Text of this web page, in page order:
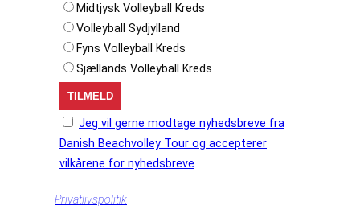
Midtjysk Volleyball Kreds
Volleyball Sydjylland
Fyns Volleyball Kreds
Sjællands Volleyball Kreds
Jeg vil gerne modtage nyhedsbreve fra
Danish Beachvolley Tour og accepterer
vilkårene for nyhedsbreve
Privatlivspolitik